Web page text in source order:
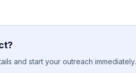
and start your outreach immediately.